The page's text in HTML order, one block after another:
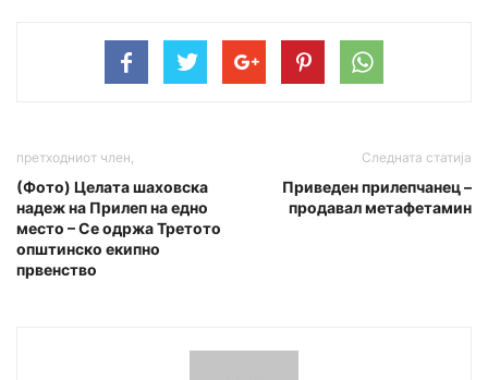
претходниот член,
(Фото) Целата шаховска
надеж на Прилеп на едно
место – Се одржа Третото
општинско екипно
првенство
Следната статија
Приведен прилепчанец –
продавал метафетамин